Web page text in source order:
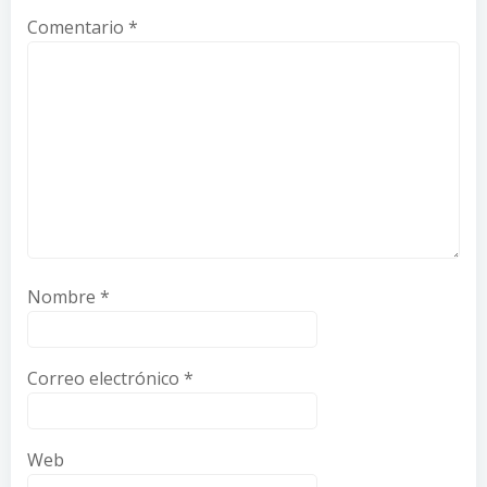
Comentario *
Nombre *
Correo electrónico *
Web